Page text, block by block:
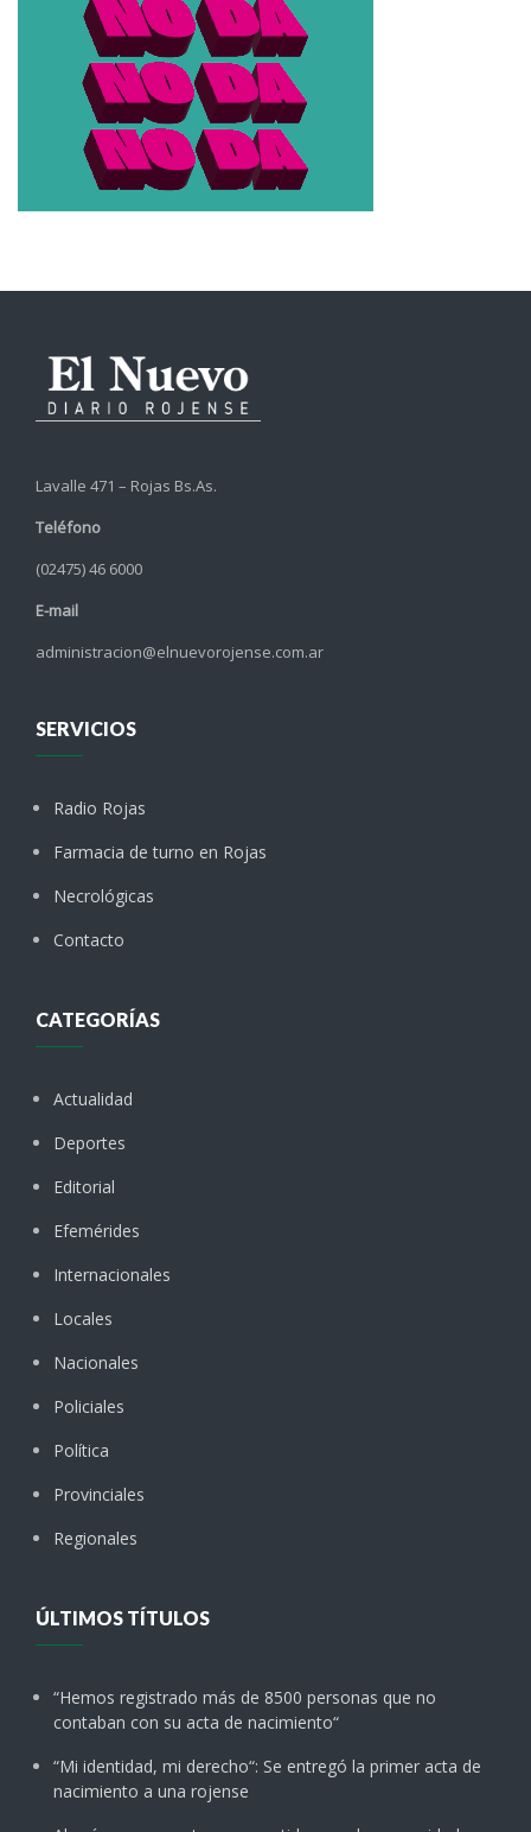
Lavalle 471 – Rojas Bs.As.
Teléfono
(02475) 46 6000
E-mail
administracion@elnuevorojense.com.ar
SERVICIOS
Radio Rojas
Farmacia de turno en Rojas
Necrológicas
Contacto
CATEGORÍAS
Actualidad
Deportes
Editorial
Efemérides
Internacionales
Locales
Nacionales
Policiales
Política
Provinciales
Regionales
ÚLTIMOS TÍTULOS
“Hemos registrado más de 8500 personas que no
contaban con su acta de nacimiento“
“Mi identidad, mi derecho“: Se entregó la primer acta de
nacimiento a una rojense